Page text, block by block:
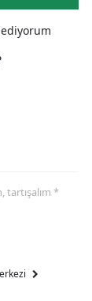
tartışalım *